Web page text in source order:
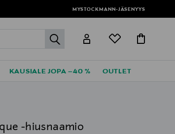
MYSTOCKMANN-JÄSENYYS
label.header.go
KAUSIALE JOPA –40 % OUTLET
-hiusnaamio